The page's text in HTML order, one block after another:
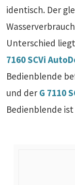
identisch. Der
Unterschied
7160 SCVi
Bedienblende
und der G 7110
Bedienblende